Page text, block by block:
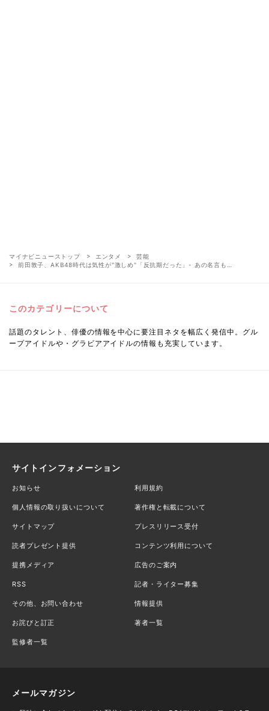
マイナビニューストップ エンタメ
芸能
前田敦子、AKB48時代は気性が"激しめ"「反抗期だった」- あの名言も…
このカテゴリーについて
話題のタレント、俳優の情報を中心に要注目ネタを幅広く発信中。グル
ープアイドルや・グラビアアイドルの情報も充実しています。
サイトインフォメーション
お知らせ 利用規約
個人情報の取り扱いについて 著作権と転載について
サイトマップ プレスリリース受付
読者プレゼント提供 コンテンツ利用について
提携メディア 広告のご案内
RSS 記者・ライター募集
その他、お問い合わせ 情報提供
お詫びと訂正 著者一覧
監修者一覧
メールマガジン